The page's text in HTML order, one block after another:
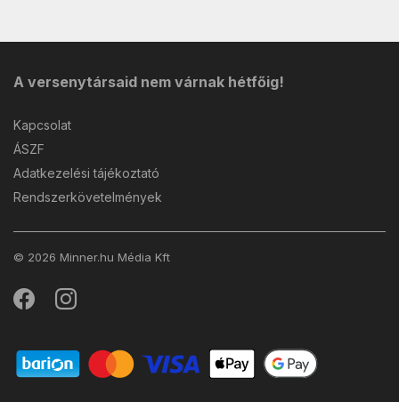
A versenytársaid nem várnak hétfőig!
Kapcsolat
ÁSZF
Adatkezelési tájékoztató
Rendszerkövetelmények
© 2026 Minner.hu Média Kft